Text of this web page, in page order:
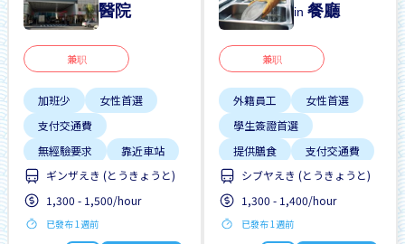
醫院
兼职
加班少
女性首選
支付交通費
無經驗要求
靠近車站
ギンザえき (とうきょうと)
1,300 - 1,500/hour
已發布 1週前
in餐廳
兼职
外籍員工
女性首選
學生簽證首選
提供膳食
支付交通費
每週2-3天
無經驗要求
男性首選
週末輪班
シブヤえき (とうきょうと)
1,300 - 1,400/hour
已發布 1週前